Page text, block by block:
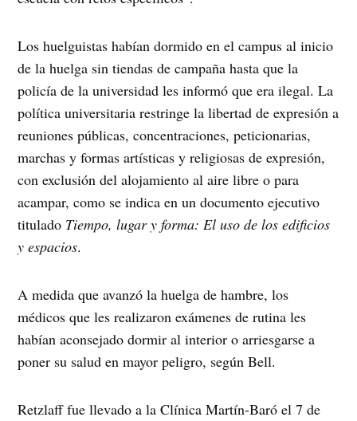
Los huelguistas habían dormido en el campus al inicio
de la huelga sin tiendas de campaña hasta que la
policía de la universidad les informó que era ilegal. La
política universitaria restringe la libertad de expresión a
reuniones públicas, concentraciones, peticionarias,
marchas y formas artísticas y religiosas de expresión,
con exclusión del alojamiento al aire libre o para
acampar, como se indica en un documento ejecutivo
titulado Tiempo, lugar y forma: El uso de los edificios
y espacios.
A medida que avanzó la huelga de hambre, los
médicos que les realizaron exámenes de rutina les
habían aconsejado dormir al interior o arriesgarse a
poner su salud en mayor peligro, según Bell.
Retzlaff fue llevado a la Clínica Martín-Baró el 7 de